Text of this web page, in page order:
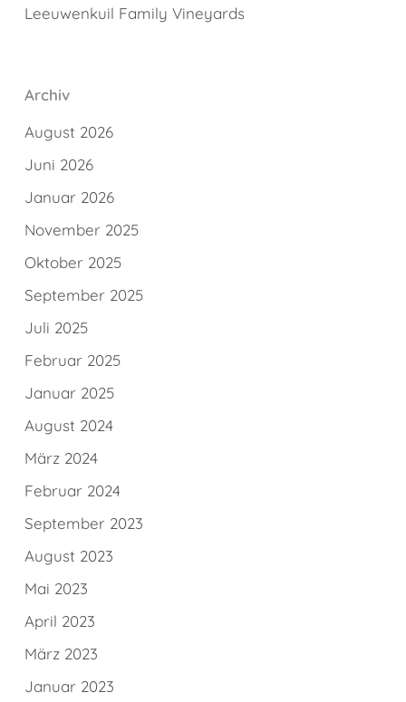
Leeuwenkuil Family Vineyards
Archiv
August 2026
Juni 2026
Januar 2026
November 2025
Oktober 2025
September 2025
Juli 2025
Februar 2025
Januar 2025
August 2024
März 2024
Februar 2024
September 2023
August 2023
Mai 2023
April 2023
März 2023
Januar 2023